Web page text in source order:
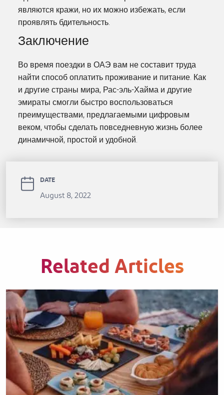
являются кражи, но их можно избежать, если
проявлять бдительность.
Заключение
Во время поездки в ОАЭ вам не составит труда
найти способ оплатить проживание и питание. Как
и другие страны мира, Рас-эль-Хайма и другие
эмираты смогли быстро воспользоваться
преимуществами, предлагаемыми цифровым
веком, чтобы сделать повседневную жизнь более
динамичной, простой и удобной.
DATE
August 8, 2022
Related Articles